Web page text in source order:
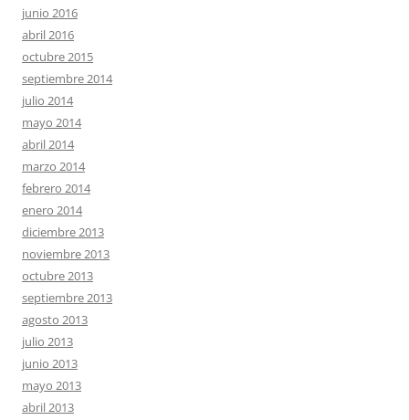
junio 2016
abril 2016
octubre 2015
septiembre 2014
julio 2014
mayo 2014
abril 2014
marzo 2014
febrero 2014
enero 2014
diciembre 2013
noviembre 2013
octubre 2013
septiembre 2013
agosto 2013
julio 2013
junio 2013
mayo 2013
abril 2013